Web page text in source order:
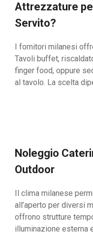
Attrezzature
Servito?
I fornitori milanesi
Tavoli buffet,
finger food, oppure
al tavolo. La scelta
Noleggio
Outdoor
Il clima milanese
all’aperto per diversi
offrono strutture
illuminazione esterna